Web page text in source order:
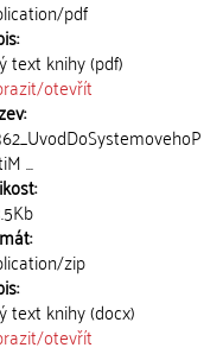
pdf
text knihy (pdf)
otevřít
...
zip
text knihy (docx)
otevřít